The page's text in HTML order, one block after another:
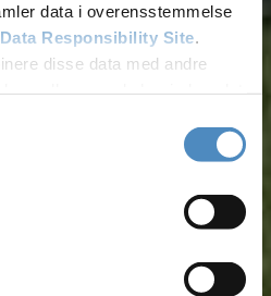
data i overensstemmelse
Responsibility Site
disse data med andre